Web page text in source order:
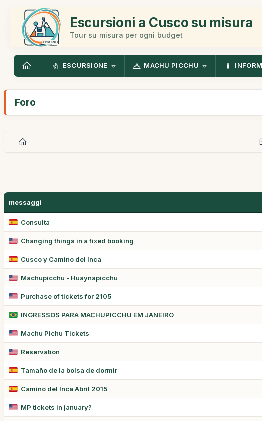
Escursioni a Cusco su misura
Tour su misura per ogni budget
ESCURSIONE MACHU PICCHU
Foro
messaggi
Consulta
Changing things in a fixed booking
Cusco y Camino del Inca
Machupicchu - Huaynapicchu
Purchase of tickets for 2105
INGRESSOS PARA MACHUPICCHU EM JANEIRO
Machu Pichu Tickets
Reservation
Tamaño de la bolsa de dormir
Camino del Inca Abril 2015
MP tickets in january?